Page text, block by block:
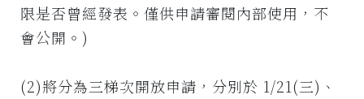
限是否曾經發表。僅供申請審閱內部使用，不
會公開。)
(2)將分為三梯次開放申請，分別於 1/21(三)、